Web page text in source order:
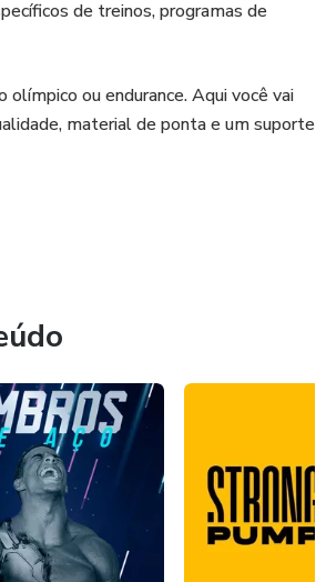
de treinos, programas de
ou endurance. Aqui você vai
material de ponta e um suporte